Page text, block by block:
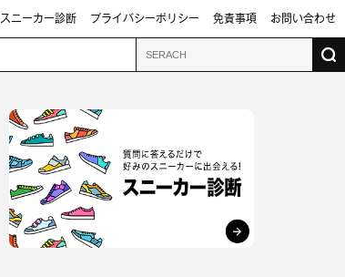
スニーカー診断 プライバシーポリシー 免責事項 お問い合わせ